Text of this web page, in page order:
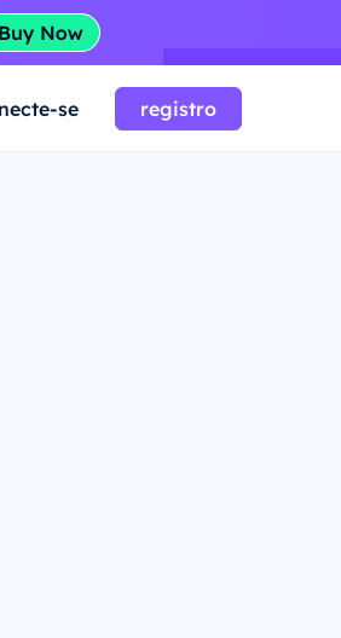
se registro